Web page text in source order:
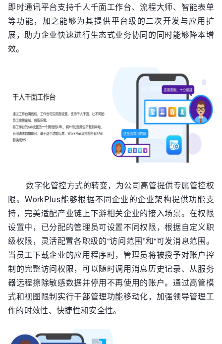
即时通讯平台支持千人千面工作台、流程大师、智能表单
等功能，加之能够为其提供平台级的二次开发与应用扩
展，助力企业快速进行生态式业务协同的同时能够降本增
效。
数字化管控方式的转变，为公司高管提供专属管控权
限。WorkPlus能够根据不同企业的企业架构提供功能支
持，完美适配产业链上下游相关企业的接入场景。在权限
设置中，已分配的管理员可设置不同权限，根据自定义职
级权限，灵活配置各职级的“访问范围”和“可发消息范围。
当员工下载企业的应用程序时，管理员将被授予对账户控
制的完整访问权限，可以随时调用消息历史记录、从服务
器远程擦除敏感数据并停用不再使用的账户。通过高管模
式和视图限制实行干部管理功能移动化，加强领导管理工
作的时效性、快捷性和安全性。